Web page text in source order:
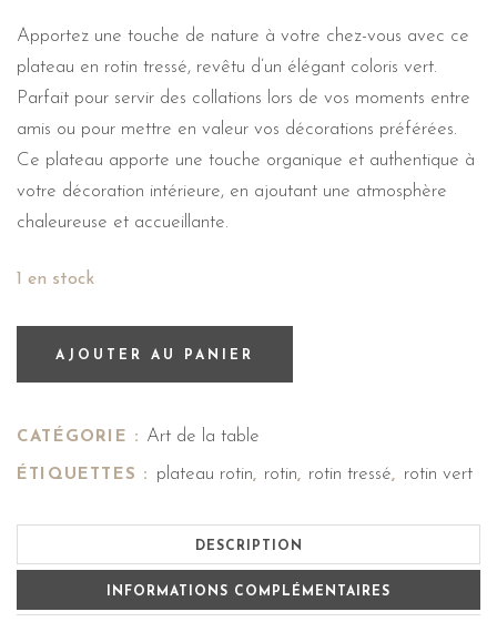
Apportez une touche de nature à votre chez-vous avec ce
plateau en rotin tressé, revêtu d’un élégant coloris vert.
Parfait pour servir des collations lors de vos moments entre
amis ou pour mettre en valeur vos décorations préférées.
Ce plateau apporte une touche organique et authentique à
votre décoration intérieure, en ajoutant une atmosphère
chaleureuse et accueillante.
1 en stock
AJOUTER AU PANIER
CATÉGORIE : Art de la table
ÉTIQUETTES : plateau rotin, rotin, rotin tressé, rotin vert
DESCRIPTION
INFORMATIONS COMPLÉMENTAIRES